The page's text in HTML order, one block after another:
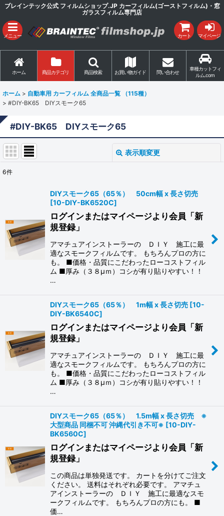
ブレインテック公式 フィルムショップ.JP カーフィルム(ゴーストフィルム)・窓
ガラスフィルム専門店
メニュー カート マイページ
ホーム 商品カテゴリ 商品検索 お買い物ガイド 問い合わせ
車種カットフィ
ルム.com
ホーム > 自動車用 カーフィルム 全商品一覧 （115種）
> #DIY-BK65 DIYスモーク65
#DIY-BK65 DIYスモーク65
表示順変更
6件
DIYスモーク65（65％） 50cm幅 x 長さ切売
[10-DIY-BK6520C]
ログインまたはマイページより会員「新
規登録」
アマチュアインストーラーの ＤＩＹ 施工に最
適なスモークフィルムです。 もちろんプロの方に
も。 ■価格・品質にこだわったローコストフィル
ム ■厚み（３８μｍ）コシが有り貼りやすい！！
…
DIYスモーク65（65％） 1m幅 x 長さ切売 [10-
DIY-BK6540C]
ログインまたはマイページより会員「新
規登録」
アマチュアインストーラーの ＤＩＹ 施工に最
適なスモークフィルムです。 もちろんプロの方に
も。 ■価格・品質にこだわったローコストフィル
ム ■厚み（３８μｍ）コシが有り貼りやすい！！
…
DIYスモーク65（65％） 1.5m幅 x 長さ切売 ※
大型商品 同梱不可 沖縄代引き不可※ [10-DIY-
BK6560C]
ログインまたはマイページより会員「新
規登録」
この商品は単独発送です。 カートを分けてご注文
ください。 送料はそれぞれ必要です。 アマチュ
アインストーラーの ＤＩＹ 施工に最適なスモ
ークフィルムです。 もちろんプロの方にも。 ■
価…